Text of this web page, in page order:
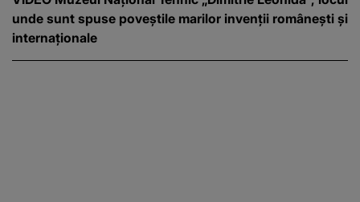
unde sunt spuse poveștile marilor invenții românești și
internaționale